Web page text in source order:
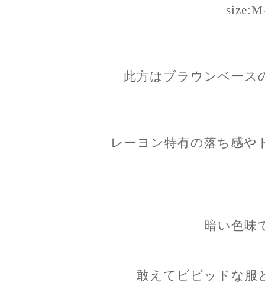
此方はブラウンベース
レーヨン特有の落ち感や
暗い色味
敢えてビビッドな服